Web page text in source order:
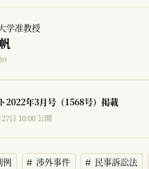
学准教授
2022年3月号（1568号）掲載
日 10:00 公開
例 渉外事件 民事訴訟法